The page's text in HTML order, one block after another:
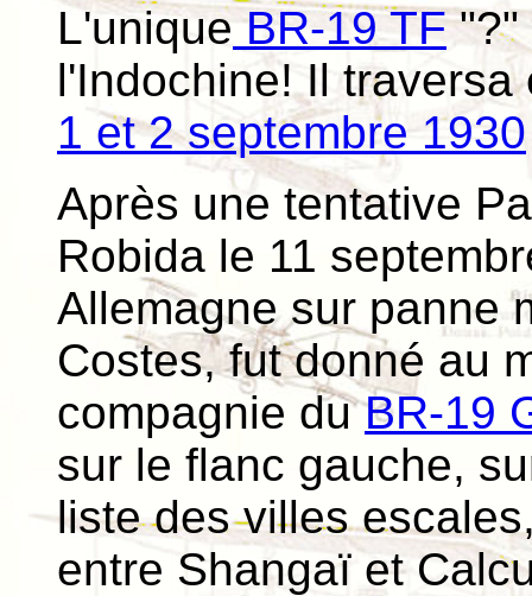
L'unique BR-19 TF"?"
l'Indochine! Il
1 et 2 septembre 1930
Après une tentative
Robida le 11
Allemagne sur panne
Costes, fut donné au
compagnie duBR-19
sur le flanc gauche,
liste des villes
entre Shangaï et